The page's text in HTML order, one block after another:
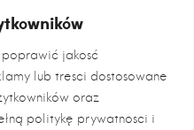
jakość
lub treści dostosowane
oraz
politykę prywatności i